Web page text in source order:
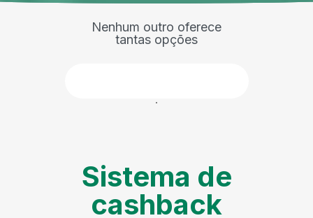
Nenhum outro oferece
tantas opções
Sistema de
cashback